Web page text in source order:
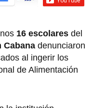
16 escolares del
Cabana denunciaron
al ingerir los
de Alimentación